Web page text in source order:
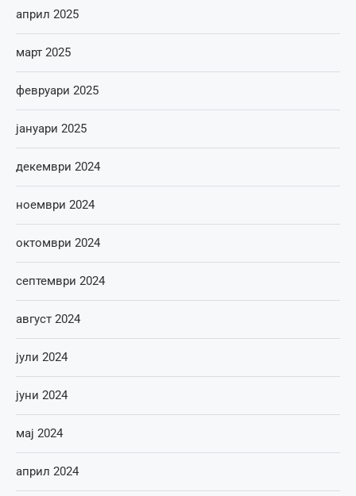
април 2025
март 2025
февруари 2025
јануари 2025
декември 2024
ноември 2024
октомври 2024
септември 2024
август 2024
јули 2024
јуни 2024
мај 2024
април 2024